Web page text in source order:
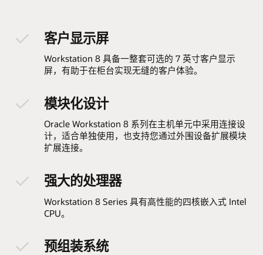
客户显示屏
Workstation 8 具备一整套可选的 7 英寸客户显示
屏，有助于在柜台实现无缝的客户体验。
模块化设计
Oracle Workstation 8 系列在主机单元中采用连接设
计，适合单独使用，也支持您通过外围设备扩展模块
扩展连接。
强大的处理器
Workstation 8 Series 具有高性能的四核嵌入式 Intel
CPU。
预组装系统